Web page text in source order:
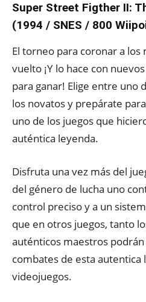
Super Street Figther II:
(1994 / SNES / 800
El torneo para coronar a
vuelto ¡Y lo hace con
para ganar! Elige entre uno
los novatos y prepárate
uno de los juegos que
auténtica leyenda.
Disfruta una vez más del
del género de lucha uno
control preciso y a un
que en otros juegos, tanto
auténticos maestros
combates de esta autentica
videojuegos.